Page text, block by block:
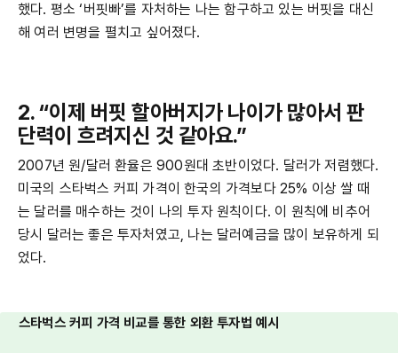
했다. 평소 ‘버핏빠’를 자처하는 나는 함구하고 있는 버핏을 대신
해 여러 변명을 펼치고 싶어졌다.
2. “이제 버핏 할아버지가 나이가 많아서 판
단력이 흐려지신 것 같아요.”
2007년 원/달러 환율은 900원대 초반이었다. 달러가 저렴했다.
미국의 스타벅스 커피 가격이 한국의 가격보다 25% 이상 쌀 때
는 달러를 매수하는 것이 나의 투자 원칙이다. 이 원칙에 비추어
당시 달러는 좋은 투자처였고, 나는 달러예금을 많이 보유하게 되
었다.
스타벅스 커피 가격 비교를 통한 외환 투자법 예시